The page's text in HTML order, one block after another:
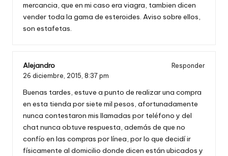
mercancia, que en mi caso era viagra, tambien dicen
vender toda la gama de esteroides. Aviso sobre ellos,
son estafetas.
Alejandro
Responder
26 diciembre, 2015, 8:37 pm
Buenas tardes, estuve a punto de realizar una compra
en esta tienda por siete mil pesos, afortunadamente
nunca contestaron mis llamadas por teléfono y del
chat nunca obtuve respuesta, además de que no
confío en las compras por línea, por lo que decidí ir
físicamente al domicilio donde dicen están ubicados y